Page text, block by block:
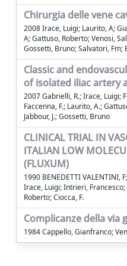
Chirurgia delle vene
2008 Irace, Luigi; Laurito, A;
A; Gattuso, Roberto; Venosi,
Gossetti, Bruno; Salvatori, Fm;
Classic and
of isolated iliac artery
2007 Gabrielli, R.; Irace, Luigi;
Faccenna, F.; Laurito, A.;
Jabbour, J.; Gossetti, Bruno
CLINICAL TRIAL IN
ITALIAN LOW
(FLUXUM)
1990 BENEDETTI VALENTINI,
Irace, Luigi; Intrieri,
Roberto; Ciocca, F.
Complicanze della via
1984 Cappello, Gianfranco;